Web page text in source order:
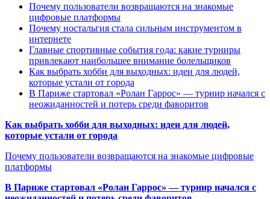
Почему пользователи возвращаются на знакомые
цифровые платформы
Почему ностальгия стала сильным инструментом в
интернете
Главные спортивные события года: какие турниры
привлекают наибольшее внимание болельщиков
Как выбрать хобби для выходных: идеи для людей,
которые устали от города
В Париже стартовал «Ролан Гаррос» — турнир начался с
неожиданностей и потерь среди фаворитов
Как выбрать хобби для выходных: идеи для людей,
которые устали от города
Почему пользователи возвращаются на знакомые цифровые
платформы
В Париже стартовал «Ролан Гаррос» — турнир начался с